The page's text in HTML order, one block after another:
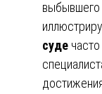
выбывшего
суде